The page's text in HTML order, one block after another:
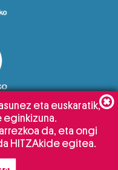
eta euskaratik,
eginkizuna.
da, eta ongi
HITZAkide egitea.